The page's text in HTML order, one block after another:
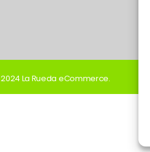
2024 La Rueda eCommerce.